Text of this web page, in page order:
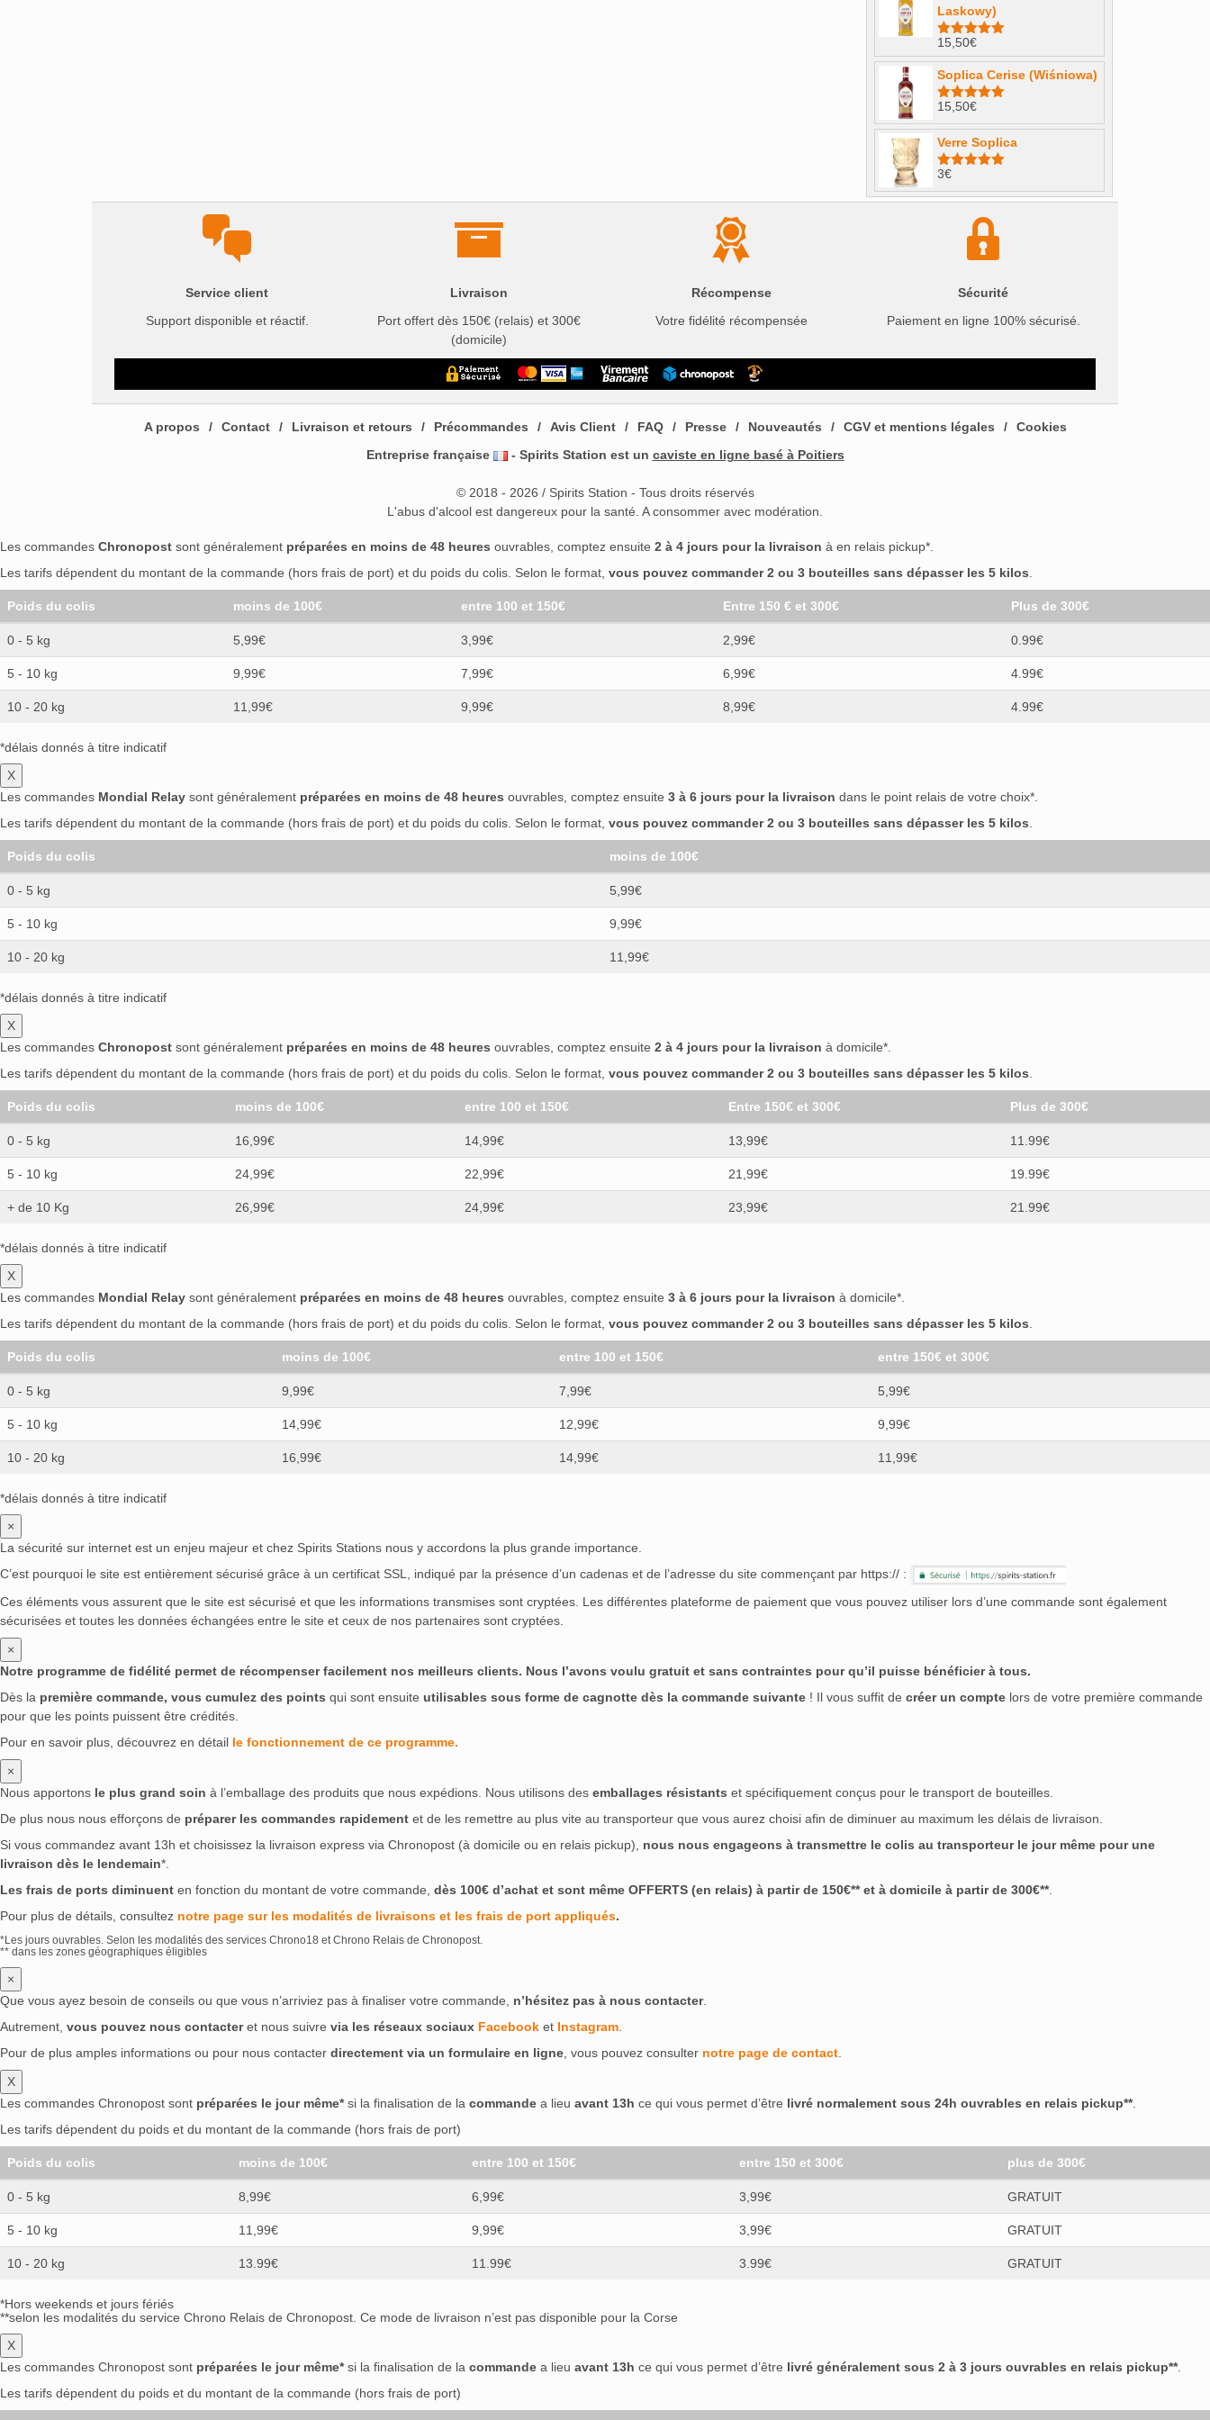
Laskowy)
Note4.98
sur 5
15,50€
Soplica Cerise (Wiśniowa)
Note5.00
sur 5
15,50€
Verre Soplica
Note
sur 5
3€
Service client
Support disponible et réactif.
Livraison
Port offert dès 150€ (relais) et 300€
(domicile)
Récompense
Votre fidélité récompensée
Sécurité
Paiement en ligne 100% sécurisé.
A propos Contact Livraison et retours Précommandes Avis Client FAQ Presse Nouveautés CGV et mentions légales
Cookies
Entreprise française
- Spirits Station est un caviste en ligne basé à Poitiers
© 2018 - 2026 / Spirits Station - Tous droits réservés
L'abus d'alcool est dangereux pour la santé. A consommer avec modération.
Les commandes Chronopost sont généralement préparées en moins de 48 heures ouvrables, comptez ensuite 2 à 4 jours pour la livraison à en relais pickup*.
Les tarifs dépendent du montant de la commande (hors frais de port) et du poids du colis. Selon le format, vous pouvez commander 2 ou 3 bouteilles sans dépasser les 5 kilos
Poids du colis moins de 100€ entre 100 et 150€ Entre 150 € et 300€ Plus de 300€
0 - 5 kg 5,99€ 3,99€ 2,99€ 0.99€
5 - 10 kg 9,99€ 7,99€ 6,99€ 4.99€
10 - 20 kg 11,99€ 9,99€ 8,99€ 4.99€
*délais donnés à titre indicatif
X
Les commandes Mondial Relay sont généralement préparées en moins de 48 heures ouvrables, comptez ensuite 3 à 6 jours pour la livraison dans le point relais de votre choix*.
Les tarifs dépendent du montant de la commande (hors frais de port) et du poids du colis. Selon le format, vous pouvez commander 2 ou 3 bouteilles sans dépasser les 5 kilos
Poids du colis moins de 100€
0 - 5 kg 5,99€
5 - 10 kg 9,99€
10 - 20 kg 11,99€
*délais donnés à titre indicatif
X
Les commandes Chronopost sont généralement préparées en moins de 48 heures ouvrables, comptez ensuite 2 à 4 jours pour la livraison à domicile*.
Les tarifs dépendent du montant de la commande (hors frais de port) et du poids du colis. Selon le format, vous pouvez commander 2 ou 3 bouteilles sans dépasser les 5 kilos
Poids du colis moins de 100€ entre 100 et 150€ Entre 150€ et 300€ Plus de 300€
0 - 5 kg 16,99€ 14,99€ 13,99€ 11.99€
5 - 10 kg 24,99€ 22,99€ 21,99€ 19.99€
+ de 10 Kg 26,99€ 24,99€ 23,99€ 21.99€
*délais donnés à titre indicatif
X
Les commandes Mondial Relay sont généralement préparées en moins de 48 heures ouvrables, comptez ensuite 3 à 6 jours pour la livraison à domicile*.
Les tarifs dépendent du montant de la commande (hors frais de port) et du poids du colis. Selon le format, vous pouvez commander 2 ou 3 bouteilles sans dépasser les 5 kilos
Poids du colis moins de 100€ entre 100 et 150€ entre 150€ et 300€
0 - 5 kg 9,99€ 7,99€ 5,99€
5 - 10 kg 14,99€ 12,99€ 9,99€
10 - 20 kg 16,99€ 14,99€ 11,99€
*délais donnés à titre indicatif
×
La sécurité sur internet est un enjeu majeur et chez Spirits Stations nous y accordons la plus grande importance.
C’est pourquoi le site est entièrement sécurisé grâce à un certificat SSL, indiqué par la présence d’un cadenas et de l’adresse du site commençant par https:// :
Ces éléments vous assurent que le site est sécurisé et que les informations transmises sont cryptées. Les différentes plateforme de paiement que vous pouvez utiliser lors d’une commande sont également
sécurisées et toutes les données échangées entre le site et ceux de nos partenaires sont cryptées.
×
Notre programme de fidélité permet de récompenser facilement nos meilleurs clients. Nous l’avons voulu gratuit et sans contraintes pour qu’il puisse bénéficier à tous.
Dès la première commande, vous cumulez des points qui sont ensuite utilisables sous forme de cagnotte dès la commande suivante ! Il vous suffit de créer un compte lors de votre première commande
pour que les points puissent être crédités.
Pour en savoir plus, découvrez en détail le fonctionnement de ce programme.
×
Nous apportons le plus grand soin à l’emballage des produits que nous expédions. Nous utilisons des emballages résistants et spécifiquement conçus pour le transport de bouteilles.
De plus nous nous efforçons de préparer les commandes rapidement et de les remettre au plus vite au transporteur que vous aurez choisi afin de diminuer au maximum les délais de livraison.
Si vous commandez avant 13h et choisissez la livraison express via Chronopost (à domicile ou en relais pickup), nous nous engageons à transmettre le colis au transporteur le jour même pour une
livraison dès le lendemain*.
Les frais de ports diminuent en fonction du montant de votre commande, dès 100€ d’achat et sont même OFFERTS (en relais) à partir de 150€** et à domicile à partir de 300€**.
Pour plus de détails, consultez notre page sur les modalités de livraisons et les frais de port appliqués.
*Les jours ouvrables. Selon les modalités des services Chrono18 et Chrono Relais de Chronopost.
** dans les zones géographiques éligibles
×
Que vous ayez besoin de conseils ou que vous n’arriviez pas à finaliser votre commande, n’hésitez pas à nous contacter.
Autrement, vous pouvez nous contacteret nous suivre via les réseaux sociaux Facebook et Instagram
Pour de plus amples informations ou pour nous contacter directement via un formulaire en ligne , vous pouvez consulter notre page de contact
X
Les commandes Chronopost sont préparées le jour même*si la finalisation de la commande a lieu avant 13h ce qui vous permet d’être livré normalement sous 24h ouvrables en relais pickup**.
Les tarifs dépendent du poids et du montant de la commande (hors frais de port)
Poids du colis moins de 100€ entre 100 et 150€ entre 150 et 300€ plus de 300€
0 - 5 kg 8,99€ 6,99€ 3,99€ GRATUIT
5 - 10 kg 11,99€ 9,99€ 3,99€ GRATUIT
10 - 20 kg 13.99€ 11.99€ 3.99€ GRATUIT
*Hors weekends et jours fériés
**selon les modalités du service Chrono Relais de Chronopost. Ce mode de livraison n’est pas disponible pour la Corse
X
Les commandes Chronopost sont préparées le jour même*si la finalisation de la commande a lieu avant 13h ce qui vous permet d’être livré généralement sous 2 à 3 jours ouvrables en relais pickup**.
Les tarifs dépendent du poids et du montant de la commande (hors frais de port)